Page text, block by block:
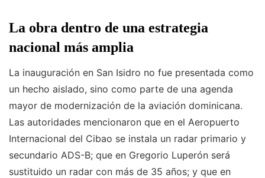
La obra dentro de una estrategia
nacional más amplia
La inauguración en San Isidro no fue presentada como
un hecho aislado, sino como parte de una agenda
mayor de modernización de la aviación dominicana.
Las autoridades mencionaron que en el Aeropuerto
Internacional del Cibao se instala un radar primario y
secundario ADS-B; que en Gregorio Luperón será
sustituido un radar con más de 35 años; y que en